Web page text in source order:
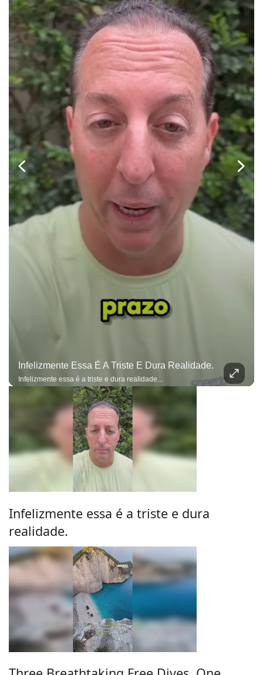
Infelizmente Essa É A Triste E Dura Realidade.
Infelizmente essa é a triste e dura realidade...
Infelizmente essa é a triste e dura
realidade.